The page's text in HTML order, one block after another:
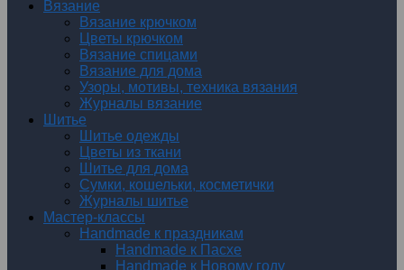
Вязание
Вязание крючком
Цветы крючком
Вязание спицами
Вязание для дома
Узоры, мотивы, техника вязания
Журналы вязание
Шитье
Шитье одежды
Цветы из ткани
Шитье для дома
Сумки, кошельки, косметички
Журналы шитье
Мастер-классы
Handmade к праздникам
Handmade к Пасхе
Handmade к Новому году